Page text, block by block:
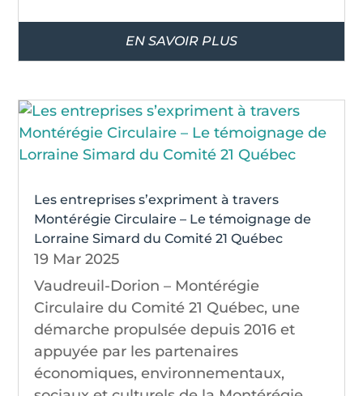
EN SAVOIR PLUS
Les entreprises s’expriment à travers
Montérégie Circulaire – Le témoignage de
Lorraine Simard du Comité 21 Québec
19 Mar 2025
Vaudreuil-Dorion – Montérégie
Circulaire du Comité 21 Québec, une
démarche propulsée depuis 2016 et
appuyée par les partenaires
économiques, environnementaux,